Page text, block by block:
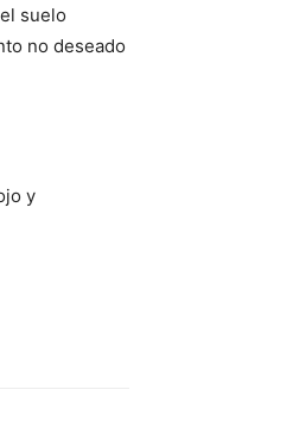
suelo
no deseado
y